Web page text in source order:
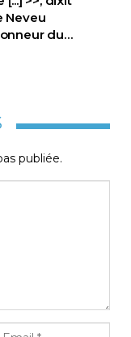
Neveu
du…
publiée.